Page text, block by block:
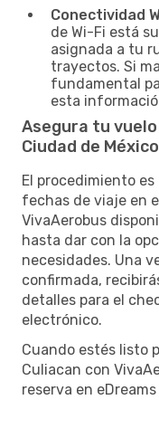
Conectividad
de Wi-Fi está
asignada a tu
trayectos. Si
fundamental
esta
Asegura tu
Ciudad de
El procedimiento
fechas de viaje en
VivaAerobus
hasta dar con la
necesidades. Una
confirmada,
detalles para el
electrónico.
Cuando estés listo
Culiacan con
reserva en